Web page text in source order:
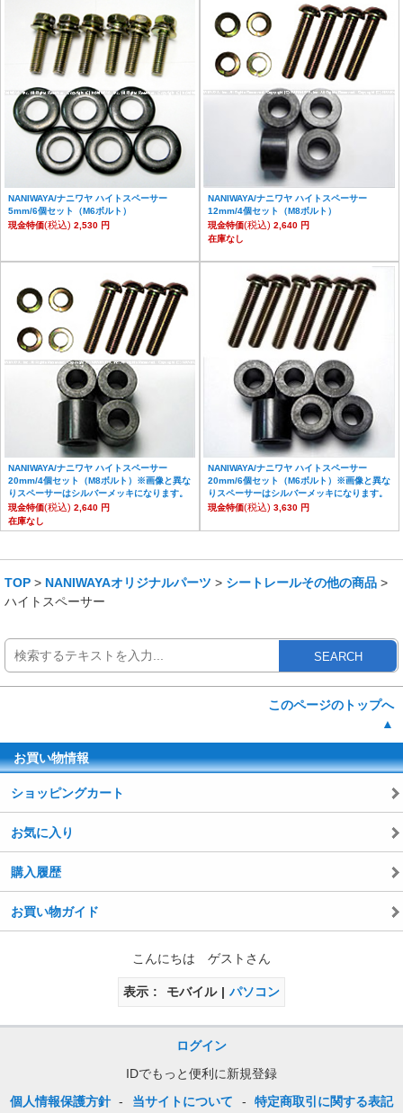
NANIWAYA/ナニワヤ ハイトスペーサー
5mm/6個セット（M6ボルト）
現金特価(税込) 2,530 円
NANIWAYA/ナニワヤ ハイトスペーサー
12mm/4個セット（M8ボルト）
現金特価(税込) 2,640 円
在庫なし
NANIWAYA/ナニワヤ ハイトスペーサー
20mm/4個セット（M8ボルト）※画像と異な
りスペーサーはシルバーメッキになります。
現金特価(税込) 2,640 円
在庫なし
NANIWAYA/ナニワヤ ハイトスペーサー
20mm/6個セット（M6ボルト）※画像と異な
りスペーサーはシルバーメッキになります。
現金特価(税込) 3,630 円
TOP > NANIWAYAオリジナルパーツ > シートレールその他の商品 >
ハイトスペーサー
SEARCH
このページのトップへ
▲
お買い物情報
ショッピングカート
お気に入り
購入履歴
お買い物ガイド
こんにちは ゲストさん
表示 モバイル パソコン
ログイン
IDでもっと便利に新規登録
個人情報保護方針 - 当サイトについて - 特定商取引に関する表記